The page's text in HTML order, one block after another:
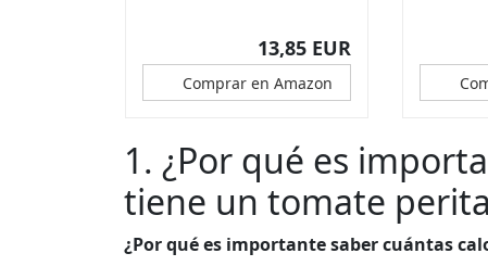
13,85 EUR
Comprar en Amazon
1. ¿Por qué es
tiene un tomate
¿Por qué es importante saber cuántas